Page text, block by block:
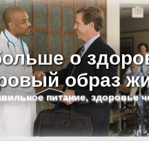
о
образ
питание, здоровье